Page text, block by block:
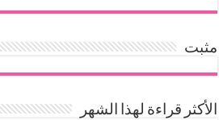
مثبت
الأكثر قراءة لهذا الشهر